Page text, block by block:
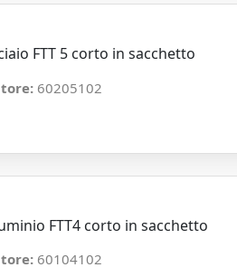
FTT 5 corto in sacchetto
60205102
FTT4 corto in sacchetto
60104102